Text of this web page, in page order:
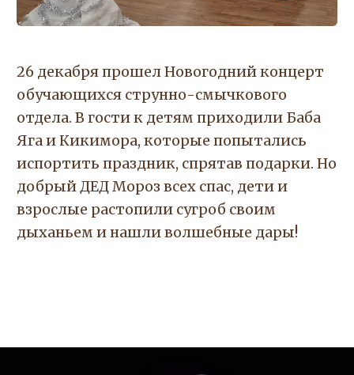
26 декабря прошел Новогодний концерт
обучающихся струнно-смычкового
отдела. В гости к детям приходили Баба
Яга и Кикимора, которые попытались
испортить праздник, спрятав подарки. Но
добрый ДЕД Мороз всех спас, дети и
взрослые растопили сугроб своим
дыханьем и нашли волшебные дары!